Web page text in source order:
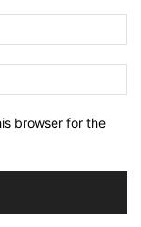
browser for the